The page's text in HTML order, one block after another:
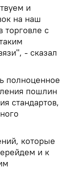
и
на наш
торговле с
- сказал
полноценное
пошлин
стандартов,
которые
и к